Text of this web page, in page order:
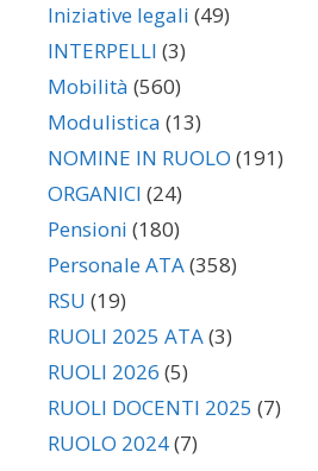
Iniziative legali (49)
INTERPELLI (3)
Mobilità (560)
Modulistica (13)
NOMINE IN RUOLO (191)
ORGANICI (24)
Pensioni (180)
Personale ATA(358)
RSU (19)
RUOLI 2025 ATA(3)
RUOLI 2026 (5)
RUOLI DOCENTI 2025 (7)
RUOLO 2024(7)